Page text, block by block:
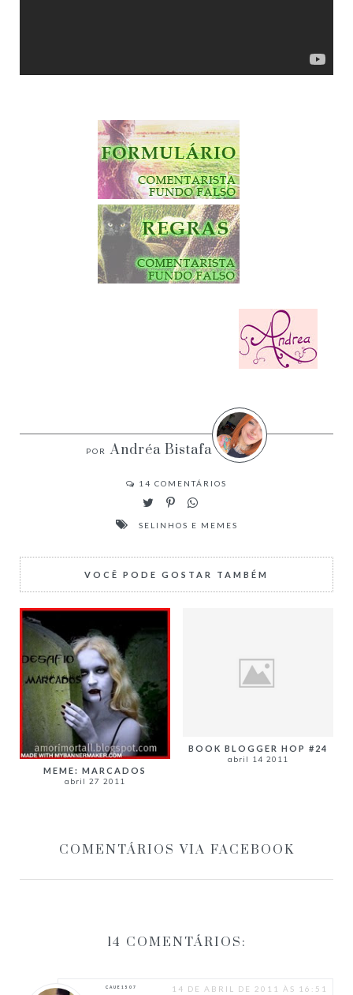
Andréa Bistafa
14 COMENTÁRIOS
SELINHOS E MEMES
VOCÊ PODE GOSTAR TAMBÉM
MEME: MARCADOS
abril 27 2011
BOOK BLOGGER HOP #24
abril 14 2011
COMENTÁRIOS VIA FACEBOOK
14 COMENTÁRIOS:
CAUE1507 14 DE ABRIL DE 2011 ÀS 16:51